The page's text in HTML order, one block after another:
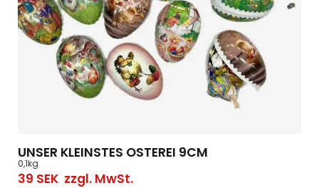
UNSER KLEINSTES OSTEREI 9CM
0,1kg
39 SEKzzgl. MwSt.